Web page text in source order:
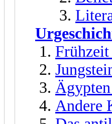
Frühzeit
Andere